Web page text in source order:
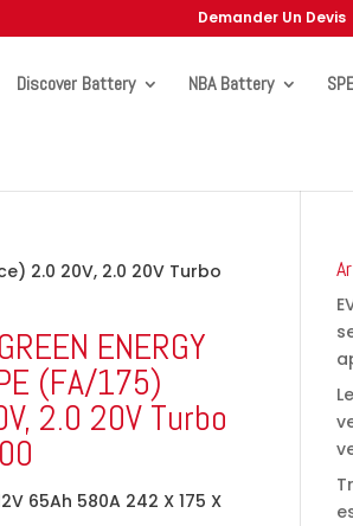
Demander Un Devis
Discover Battery NBA Battery
2.0 20V, 2.0 20V Turbo
ENERGY
(FA/175)
2.0 20V Turbo
12V 65Ah 580A 242 X 175 X